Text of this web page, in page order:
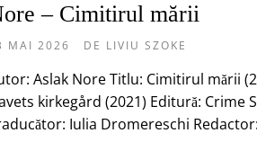
– Cimitirul mării
MAI 2026 DE LIVIU SZOKE
Aslak Nore Titlu: Cimitirul mării
kirkegård (2021) Editură: Crime
Iulia Dromereschi